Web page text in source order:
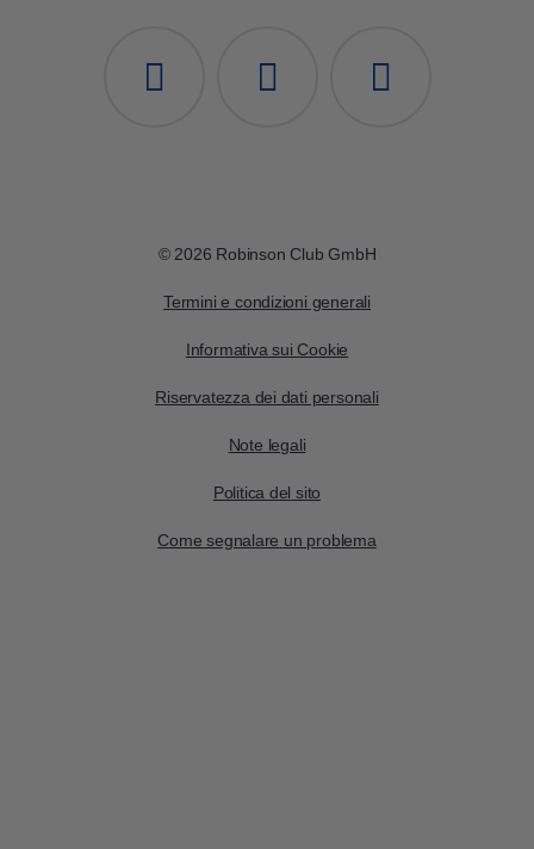
© 2026 Robinson Club GmbH
Termini e condizioni generali
Informativa sui Cookie
Riservatezza dei dati personali
Note legali
Politica del sito
Come segnalare un problema